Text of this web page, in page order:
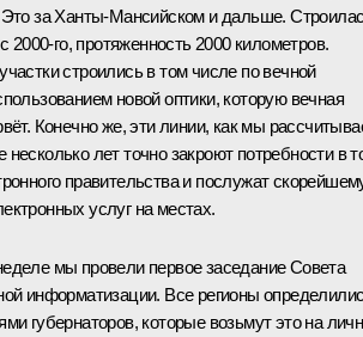
за Ханты-Мансийском и дальше.
2000-го, протяженность 2000 километров.
строились в том числе по вечной
новой оптики, которую вечная
Конечно же, эти линии, как мы
лет точно закроют потребности в
правительства и послужат
услуг на местах.
мы провели первое заседание Совета
информатизации. Все регионы
губернаторов, которые возьмут это на